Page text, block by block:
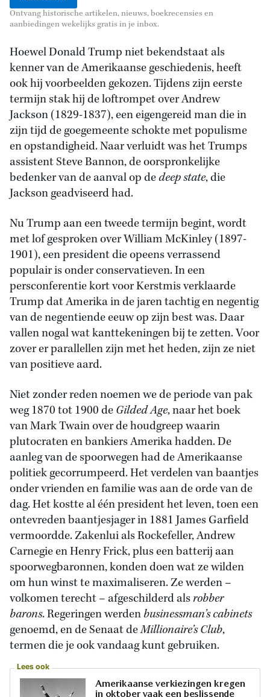
Ontvang historische artikelen, nieuws, boekrecensies en
aanbiedingen wekelijks gratis in je inbox.
Hoewel Donald Trump niet bekendstaat als
kenner van de Amerikaanse geschiedenis, heeft
ook hij voorbeelden gekozen. Tijdens zijn eerste
termijn stak hij de loftrompet over Andrew
Jackson (1829-1837), een eigengereid man die in
zijn tijd de goegemeente schokte met populisme
en opstandigheid. Naar verluidt was het Trumps
assistent Steve Bannon, de oorspronkelijke
bedenker van de aanval op dedeep state, die
Jackson geadviseerd had.
Nu Trump aan een tweede termijn begint, wordt
met lof gesproken over William McKinley (1897-
1901), een president die opeens verrassend
populair is onder conservatieven. In een
persconferentie kort voor Kerstmis verklaarde
Trump dat Amerika in de jaren tachtig en negentig
van de negentiende eeuw op zijn best was. Daar
vallen nogal wat kanttekeningen bij te zetten. Voor
zover er parallellen zijn met het heden, zijn ze niet
van positieve aard.
Niet zonder reden noemen we de periode van pak
weg 1870 tot 1900 deGilded Age, naar het boek
van Mark Twain over de houdgreep waarin
plutocraten en bankiers Amerika hadden. De
aanleg van de spoorwegen had de Amerikaanse
politiek gecorrumpeerd. Het verdelen van baantjes
onder vrienden en familie was aan de orde van de
dag. Het kostte al één president het leven, toen een
ontevreden baantjesjager in 1881 James Garfield
vermoordde. Zakenlui als Rockefeller, Andrew
Carnegie en Henry Frick, plus een batterij aan
spoorwegbaronnen, konden doen wat ze wilden
om hun winst te maximaliseren. Ze werden –
volkomen terecht – afgeschilderd alsrobber
barons. Regeringen werdenbusinessman’s cabinets
genoemd, en de Senaat deMillionaire’s Club,
termen die je ook vandaag kunt gebruiken.
Lees ook
Amerikaanse verkiezingen kregen
in oktober vaak een beslissende